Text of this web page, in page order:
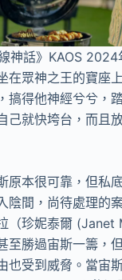
神話》KAOS
在眾神之王的寶座
搞得他神經兮兮，
己就快垮台，而且
原本很可靠，但私
陰間，尚待處理的
（珍妮泰爾 (Janet
至勝過宙斯一籌，
也受到威脅。當宙